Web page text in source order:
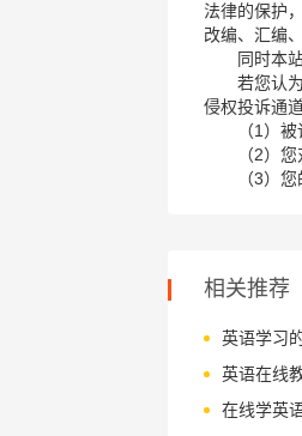
法律的保护
改编、汇编
同时本
若您认
侵权投诉通
（1）
（2）
（3）
相关推荐
英语学习
英语在线
在线学英